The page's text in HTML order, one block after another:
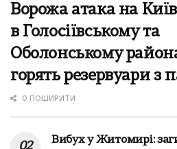
Ворожа атака на
в Голосіївському та
Оболонському
горять резервуари з
0 ПОШИРИТИ
Вибух у Житомирі: